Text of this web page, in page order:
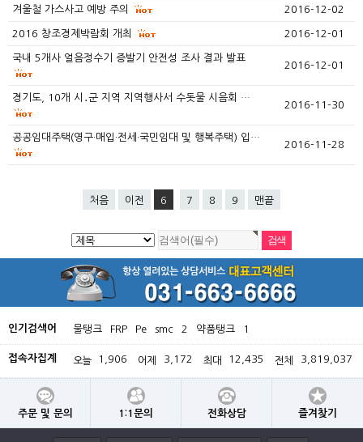
겨울철 가스사고 예방 주의 2016-12-02
2016 창조경제박람회 개최 2016-12-01
국내 5개사 얼음정수기 증발기 안전성 조사 결과 발표
2016-12-01
경기도, 10개 시․군 지역 지역행사서 수돗물 시음회 …
2016-11-30
공공임대주택(영구·매입·전세·국민임대 및 행복주택) 입…
2016-11-28
처음 이전 6 7 8 9 맨끝
인기검색어 물탱크 FRP Pe smc 2 약품탱크 1
접속자집계 오늘 1,906 어제 3,172 최대 12,435 전체 3,819,037
주문 및 문의 1:1문의 전화상담 즐겨찾기